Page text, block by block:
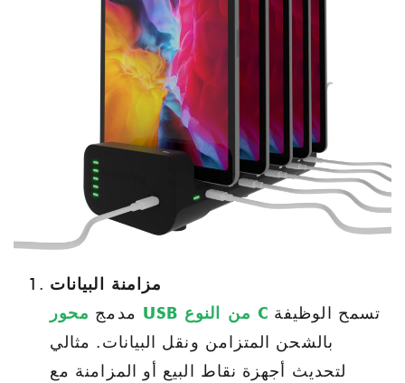
مزامنة البيانات
مدمج
محور USB من النوع C
بالشحن المتزامن ونقل البيانات. مثالي
لتحديث أجهزة نقاط البيع أو المزامنة مع